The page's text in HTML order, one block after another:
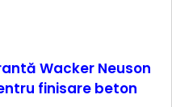
Wacker Neuson
finisare beton